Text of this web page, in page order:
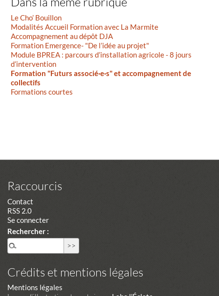
Le Cho’ Bouillon
Modalités Accueil Formation avec La Marmite
Accompagnement au dépôt DJA
Formation Emergence- "De l’idée au projet"
Module BPREA : parcours d’installation agricole - 8 jours
d’intervention
Formation "Futurs associé·e·s" et accompagnement de
collectifs
Formations courtes
Raccourcis
Contact
RSS 2.0
Se connecter
Rechercher :
Crédits et mentions légales
Mentions légales